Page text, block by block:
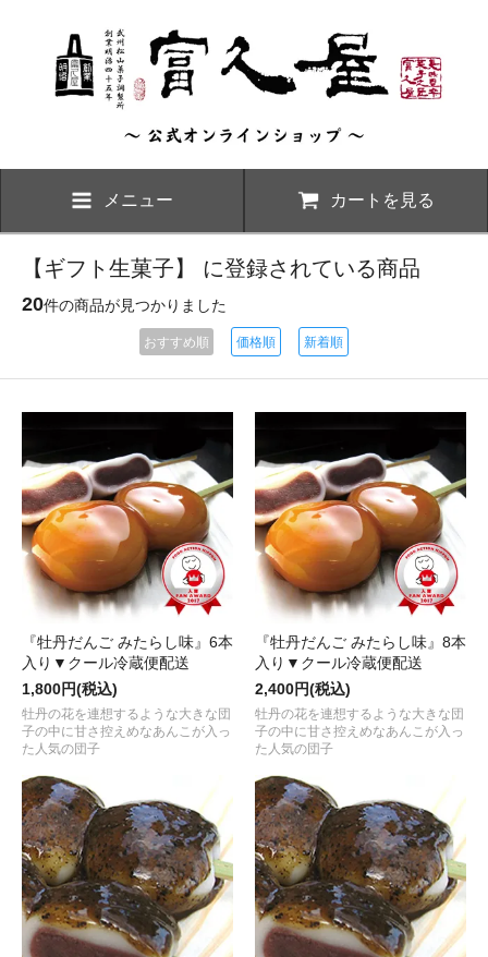
メニュー カートを見る
【ギフト生菓子】 に登録されている商品
20件の商品が見つかりました
おすすめ順 価格順 新着順
『牡丹だんご みたらし味』6本
入り▼クール冷蔵便配送
1,800円(税込)
牡丹の花を連想するような大きな団
子の中に甘さ控えめなあんこが入っ
た人気の団子
『牡丹だんご みたらし味』8本
入り▼クール冷蔵便配送
2,400円(税込)
牡丹の花を連想するような大きな団
子の中に甘さ控えめなあんこが入っ
た人気の団子